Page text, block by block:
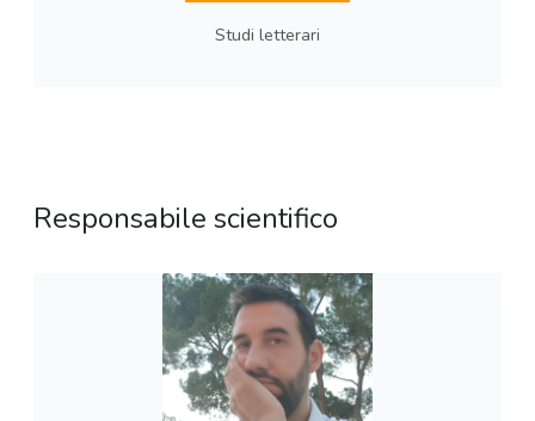
Studi letterari
Responsabile scientifico